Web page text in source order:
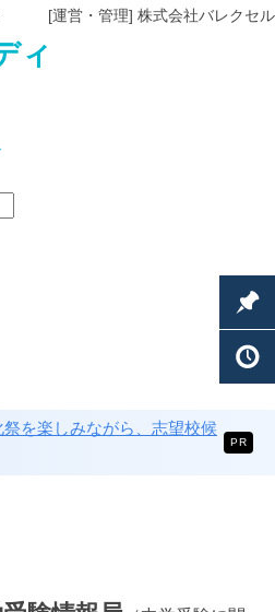
を楽しみながら、志望校候
PR
[運営・管理] 株式会社バレクセル